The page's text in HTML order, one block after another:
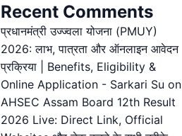
Recent Comments
प्रधानमंत्री उज्ज्वला योजना (PMUY)
2026: लाभ, पात्रता और ऑनलाइन आवेदन
प्रक्रिया | Benefits, Eligibility &
Online Application - Sarkari Su on
AHSEC Assam Board 12th Result
2026 Live: Direct Link, Official